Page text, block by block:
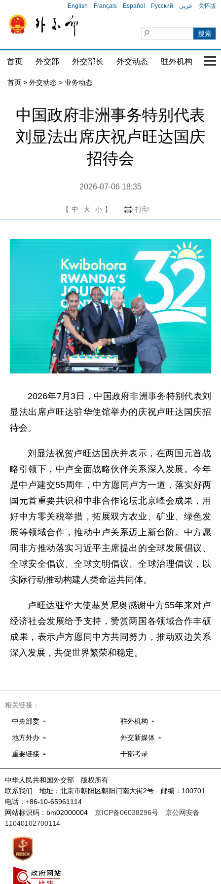
English Français Español Русский عربي 关怀版
首页 外交部 外交部长 外交动态 驻外机构 国
首页 > 外交动态 > 业务动态
中国政府非洲事务特别代表
刘显法出席庆祝卢旺达国庆
招待会
2026-07-06 18:35
【 中 大 小 】 打印
2026年7月3日，中国政府非洲事务特别代表刘
显法出席卢旺达驻华使馆举办的庆祝卢旺达国庆招
待会。
刘显法祝贺卢旺达国庆并表示，在两国元首战
略引领下，中卢全面战略伙伴关系深入发展。今年
是中卢建交55周年，中方愿同卢方一道，落实好两
国元首重要共识和中非合作论坛北京峰会成果，用
好中方零关税举措，拓展双方农业、矿业、绿色发
展等领域合作，推动中卢关系迈上新台阶。中方愿
同非方推动落实习近平主席提出的全球发展倡议、
全球安全倡议、全球文明倡议、全球治理倡议，以
实际行动推动构建人类命运共同体。
卢旺达驻华大使基莫尼奥感谢中方55年来对卢
经济社会发展给予支持，赞赏两国各领域合作丰硕
成果，表示卢方愿同中方共同努力，推动双边关系
深入发展，共促世界繁荣和稳定。
相关链接：
中央部委 驻外机构
地方外办 外交新媒体
重要链接 干部考录
中华人民共和国外交部 版权所有
联系我们 地址：北京市朝阳区朝阳门南大街2号 邮编：100701
电话：+86-10-65961114
网站标识码：bm02000004 京ICP备06038296号
京公网安备
11040102700114